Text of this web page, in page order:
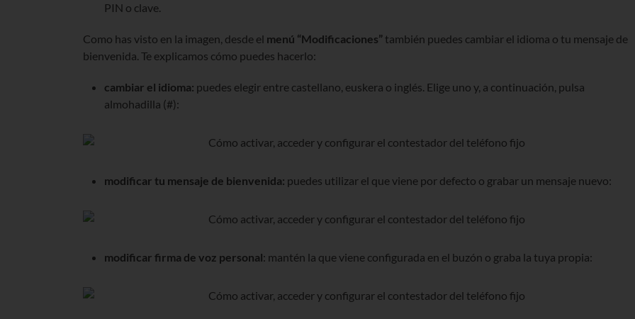
PIN o clave.
Como has visto en la imagen, desde el menú “Modificaciones” también puedes cambiar el idioma o tu mensaje de
bienvenida. Te explicamos cómo puedes hacerlo:
cambiar el idioma: puedes elegir entre castellano, euskera o inglés. Elige uno y, a continuación, pulsa
almohadilla (#):
modificar tu mensaje de bienvenida: puedes utilizar el que viene por defecto o grabar un mensaje nuevo:
modificar firma de voz personal: mantén la que viene configurada en el buzón o graba la tuya propia: